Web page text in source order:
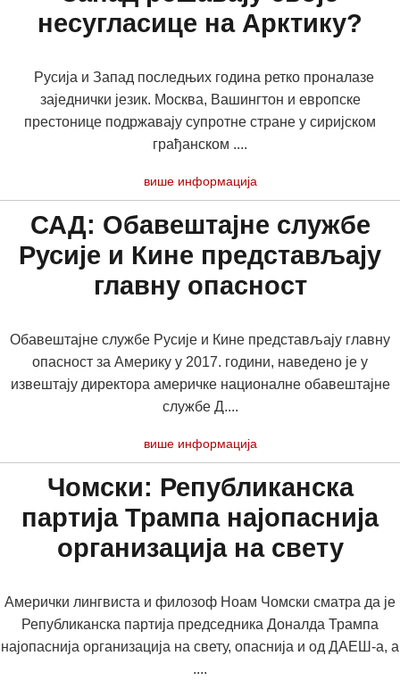
несугласице на Арктику?
Русија и Запад последњих година ретко проналазе
заједнички језик. Москва, Вашингтон и европске
престонице подржавају супротне стране у сиријском
грађанском ....
више информација
САД: Обавештајне службе
Русије и Кине представљају
главну опасност
Обавештајне службе Русије и Кине представљају главну
опасност за Америку у 2017. години, наведено је у
извештају директора америчке националне обавештајне
службе Д....
више информација
Чомски: Републиканска
партија Трампа најопаснија
организација на свету
Амерички лингвиста и филозоф Ноам Чомски сматра да је
Републиканска партија председника Доналда Трампа
најопаснија организација на свету, опаснија и од ДАЕШ-а, а
....